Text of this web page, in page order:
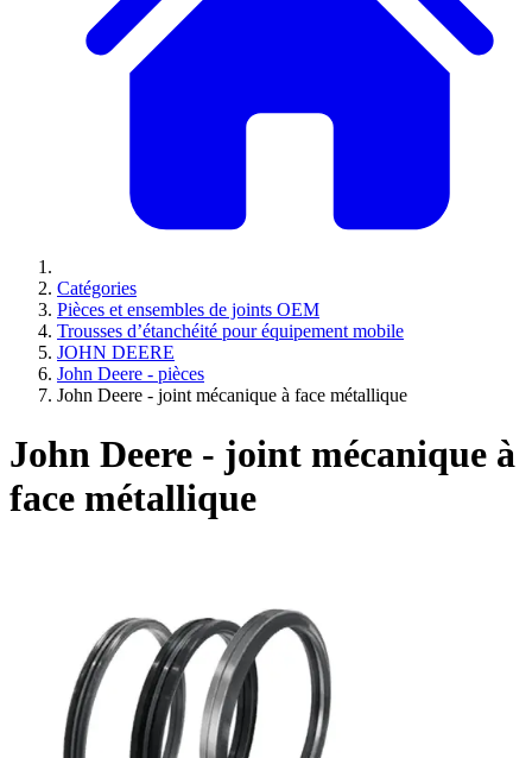
Catégories
Pièces et ensembles de joints OEM
Trousses d’étanchéité pour équipement mobile
JOHN DEERE
John Deere - pièces
John Deere - joint mécanique à face métallique
John Deere - joint mécanique à
face métallique